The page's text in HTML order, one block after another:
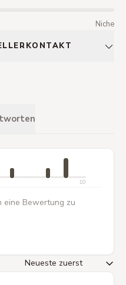
Niche
10
eine Bewertung zu